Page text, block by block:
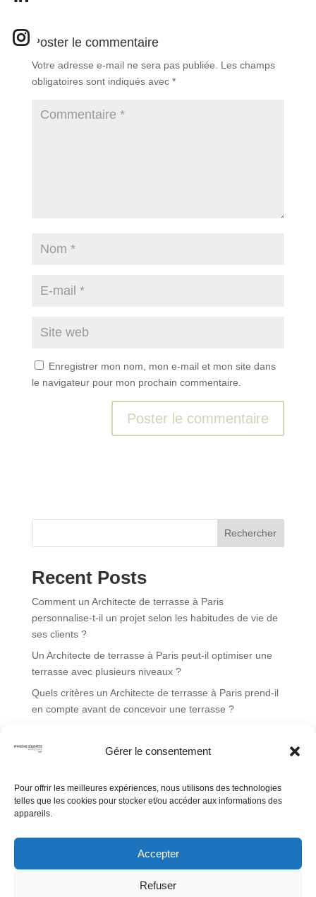
Gérer le consentement
Pour offrir les meilleures expériences, nous utilisons des technologies
telles que les cookies pour stocker et/ou accéder aux informations des
appareils.
Accepter
Refuser
Poster le commentaire
Votre adresse e-mail ne sera pas publiée.
Les champs
obligatoires sont indiqués avec *
Enregistrer mon nom, mon e-mail et mon site dans
le navigateur pour mon prochain commentaire.
i
e
:
Rechercher
Recent Posts
Comment un Architecte de terrasse à Paris
personnalise-t-il un projet selon les habitudes de vie de
ses clients ?
Un Architecte de terrasse à Paris peut-il optimiser une
terrasse avec plusieurs niveaux ?
Quels critères un Architecte de terrasse à Paris prend-il
en compte avant de concevoir une terrasse ?
terrasse sur un toit d’immeuble ?
cour en terrasse végétalisée ?
Recent Comments